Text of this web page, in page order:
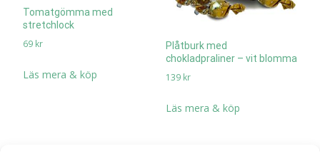
Tomatgömma med
stretchlock
69 kr
Läs mera & köp
Plåtburk med
chokladpraliner – vit blomma
139 kr
Läs mera & köp